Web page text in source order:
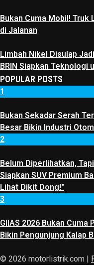
Bukan Cuma Mobil! Truk
di Jalanan
Limbah Nikel Disulap
BRIN Siapkan Teknologi
POPULAR POSTS
1
Bukan Sekadar Serah
Besar Bikin Industri
2
Belum Diperlihatkan,
Siapkan SUV Premium
Lihat Dikit Dong!"
3
GIIAS 2026 Bukan
Bikin Pengunjung Kalap
© 2026 motorlistrik.com |